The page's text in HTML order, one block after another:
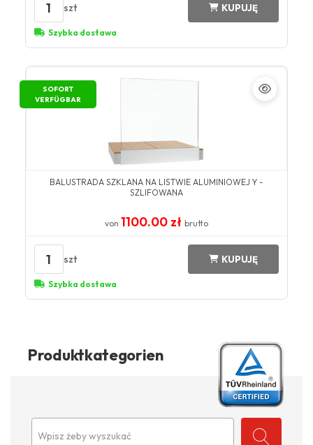
Produktkategorien
Wpisz żeby wyszukać
1 szt KUPUJĘ
Szybka dostawa
SOFORT
VERFÜGBAR
BALUSTRADA SZKLANA NA LISTWIE ALUMINIOWEJ Y -
SZLIFOWANA
von 1100.00 zł brutto
1 szt KUPUJĘ
Szybka dostawa